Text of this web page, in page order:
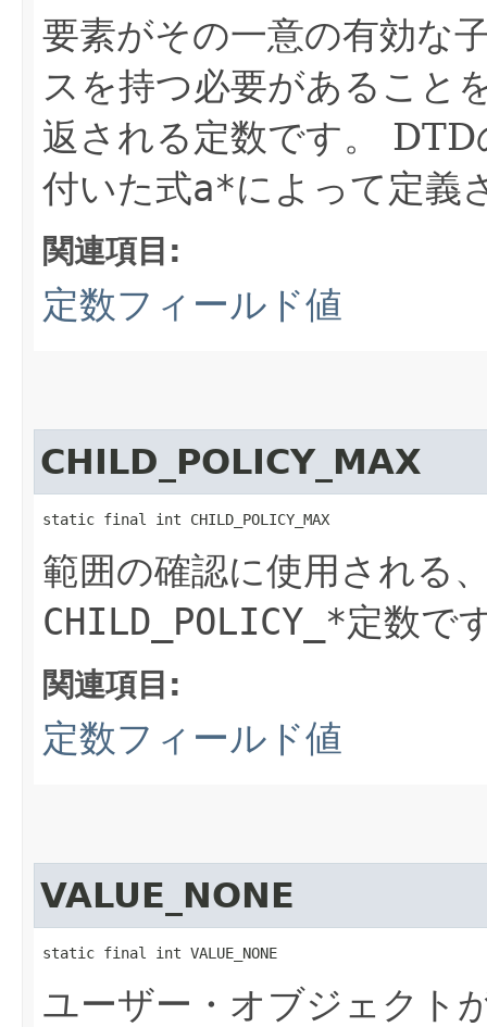
要素がその一意の有効な
スを持つ必要があること
返される定数です。
DTD
付いた式a*によって定義
関連項目:
定数フィールド値
CHILD_POLICY_MAX
static final int CHILD_POLICY_MAX
範囲の確認に使用される
CHILD_POLICY_*定数で
関連項目:
定数フィールド値
VALUE_NONE
static final int VALUE_NONE
ユーザー・オブジェクト